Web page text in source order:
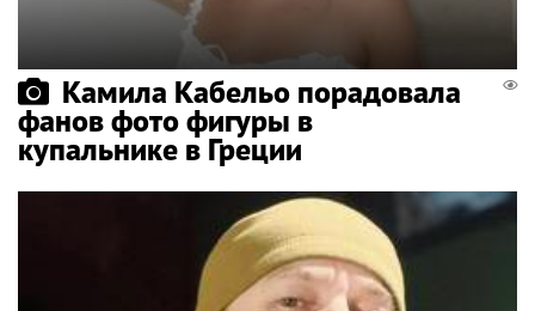
Камила Кабельо порадовала
фанов фото фигуры в
купальнике в Греции